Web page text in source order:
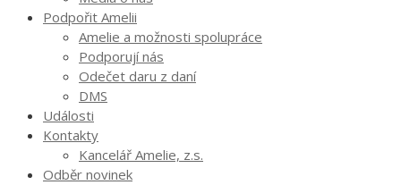
Podpořit Amelii
Amelie a možnosti spolupráce
Podporují nás
Odečet daru z daní
DMS
Události
Kontakty
Kancelář Amelie, z.s.
Odběr novinek